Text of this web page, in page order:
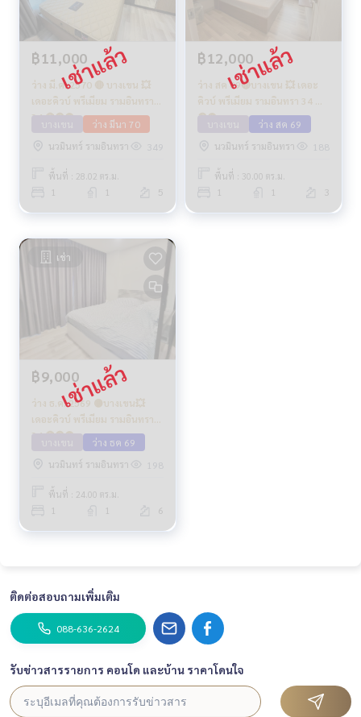
฿11,000
ว่าง มี.ค. 2570 🔴 บางเขน 💥
เดอะคิวบ์ พรีเมียม รามอินทรา
34 🔴🟢🟡
ว่าง มีนา 70
นวมินทร์ รามอินทรา
349
พื้นที่ : 28.02 ตร.ม.
1 1 5
฿12,000
ว่าง สค 69🔴บางเขน 💥 เดอะ
คิวบ์ พรีเมียม รามอินทรา 34 🔴
🟢🟡
ว่าง สค 69
นวมินทร์ รามอินทรา
188
พื้นที่ : 30.00 ตร.ม.
1 1 3
เช่า
฿9,000
ว่าง ธ.ค. 2569 🟡บางเขน💥
เดอะคิวบ์ พรีเมียม รามอินทรา
34 🔴🟢🟡
ว่าง ธค 69
นวมินทร์ รามอินทรา
198
พื้นที่ : 24.00 ตร.ม.
1 1 6
ติดต่อสอบถามเพิ่มเติม
088-636-2624
รับข่าวสารรายการ คอนโด และบ้าน ราคาโดนใจ